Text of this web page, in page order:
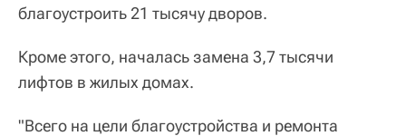
благоустроить 21 тысячу дворов.
Кроме этого, началась замена 3,7 тысячи
лифтов в жилых домах.
"Всего на цели благоустройства и ремонта